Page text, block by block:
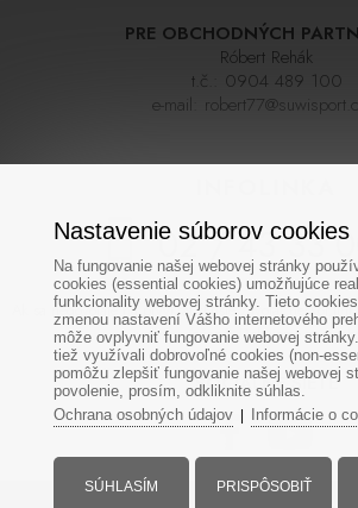
PRE OBCHODNÝCH
Róbert Rehák
t.č.: 0904 489 100
e-mail:
02 / 43 33
Ak sa nedovoláte na prvýkrát skúste zavolať
veľmi vyťažená. Ďakujeme za
SOCIÁLNE SIETE
Nastavenie súborov cookies
Na fungovanie našej webovej stránky
cookies (essential cookies) umožňujúce
funkcionality webovej stránky. Tieto
zmenou nastavení Vášho internetového
môže ovplyvniť fungovanie webovej
tiež využívali dobrovoľné cookies (non-
pomôžu zlepšiť fungovanie našej webovej
povolenie, prosím, odkliknite súhlas.
Ochrana osobných údajov| Informácie o
SÚHLASÍM PRISPÔSOBIŤ